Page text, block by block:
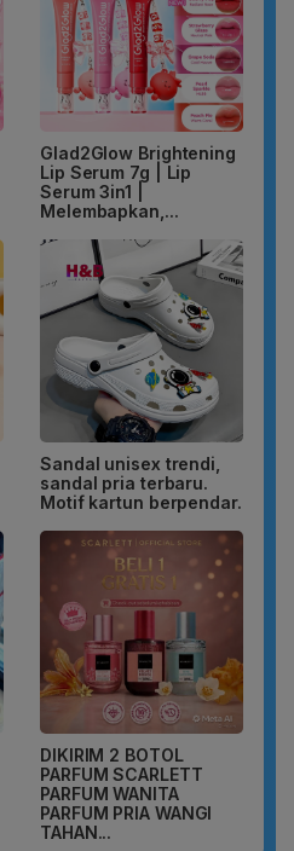
Glad2Glow Brightening
Lip Serum 7g | Lip
Serum 3in1 |
Melembapkan,...
Sandal unisex trendi,
sandal pria terbaru.
Motif kartun berpendar.
DIKIRIM 2 BOTOL
PARFUM SCARLETT
PARFUM WANITA
PARFUM PRIA WANGI
TAHAN...